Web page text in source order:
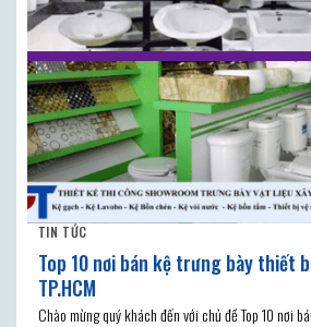
TIN TỨC
Top 10 nơi bán kệ trưng bày thiết
TP.HCM
Chào mừng quý khách đến với chủ đề Top 10 nơi